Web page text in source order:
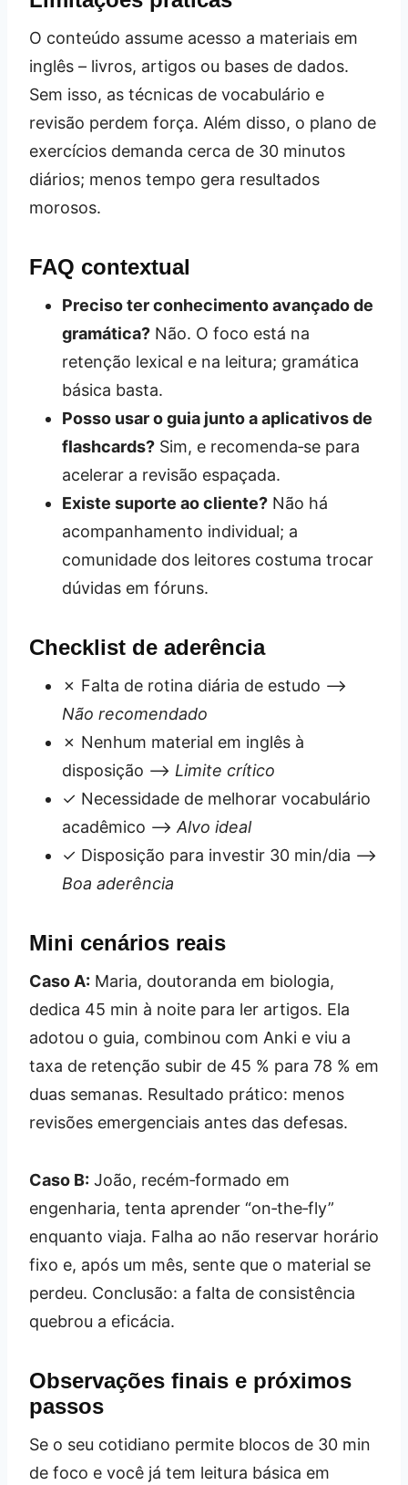
O conteúdo assume acesso a materiais em
inglês – livros, artigos ou bases de dados.
Sem isso, as técnicas de vocabulário e
revisão perdem força. Além disso, o plano de
exercícios demanda cerca de 30 minutos
diários; menos tempo gera resultados
morosos.
FAQ contextual
Preciso ter conhecimento avançado de
gramática? Não. O foco está na
retenção lexical e na leitura; gramática
básica basta.
Posso usar o guia junto a aplicativos de
flashcards? Sim, e recomenda‑se para
acelerar a revisão espaçada.
Existe suporte ao cliente? Não há
acompanhamento individual; a
comunidade dos leitores costuma trocar
dúvidas em fóruns.
Checklist de aderência
✗ Falta de rotina diária de estudo –>
Não recomendado
✗ Nenhum material em inglês à
disposição –> Limite crítico
✓ Necessidade de melhorar vocabulário
acadêmico –> Alvo ideal
✓ Disposição para investir 30 min/dia –>
Boa aderência
Mini cenários reais
Caso A: Maria, doutoranda em biologia,
dedica 45 min à noite para ler artigos. Ela
adotou o guia, combinou com Anki e viu a
taxa de retenção subir de 45 % para 78 % em
duas semanas. Resultado prático: menos
revisões emergenciais antes das defesas.
Caso B: João, recém‑formado em
engenharia, tenta aprender “on‑the‑fly”
enquanto viaja. Falha ao não reservar horário
fixo e, após um mês, sente que o material se
perdeu. Conclusão: a falta de consistência
quebrou a eficácia.
Observações finais e próximos
passos
Se o seu cotidiano permite blocos de 30 min
de foco e você já tem leitura básica em